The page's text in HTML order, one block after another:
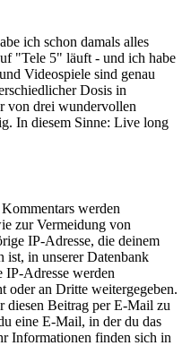
ich schon damals alles
"Tele 5" läuft - und ich habe
Videospiele sind genau
Dosis in
von drei wundervollen
In diesem Sinne: Live long
werden
zur Vermeidung von
IP-Adresse, die deinem
ist, in unserer Datenbank
IP-Adresse werden
oder an Dritte weitergegeben.
diesen Beitrag per E-Mail zu
eine E-Mail, in der du das
Informationen finden sich in